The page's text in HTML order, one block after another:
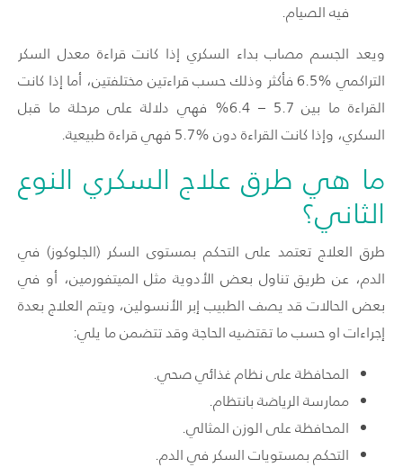
فيه الصيام.
ويعد الجسم مصاب بداء السكري إذا كانت قراءة معدل السكر
التراكمي %6.5 فأكثر وذلك حسب قراءتين مختلفتين، أما إذا كانت
القراءة ما بين 5.7 – 6.4% فهي دلالة على مرحلة ما قبل
السكري، وإذا كانت القراءة دون %5.7 فهي قراءة طبيعية.
ما هي طرق علاج السكري النوع
الثاني؟
طرق العلاج تعتمد على التحكم بمستوى السكر (الجلوكوز) في
الدم، عن طريق تناول بعض الأدوية مثل الميتفورمين، أو في
بعض الحالات قد يصف الطبيب إبر الأنسولين، ويتم العلاج بعدة
إجراءات او حسب ما تقتضيه الحاجة وقد تتضمن ما يلي:
المحافظة على نظام غذائي صحي.
ممارسة الرياضة بانتظام.
المحافظة على الوزن المثالي.
التحكم بمستويات السكر في الدم.